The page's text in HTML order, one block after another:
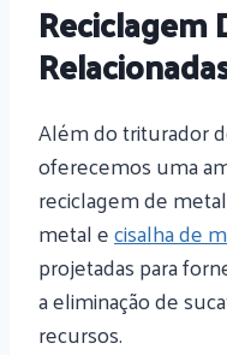
Reciclagem
Além do triturador
oferecemos uma
reciclagem de
metal ecisalha de
projetadas para
a eliminação de
recursos.